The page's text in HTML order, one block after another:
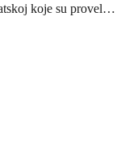
koje su proveli
Greenpeaceovih